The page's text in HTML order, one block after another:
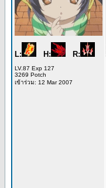
L: H: R:
LV.87 Exp 127
3269 Potch
เข้าร่วม: 12 Mar 2007